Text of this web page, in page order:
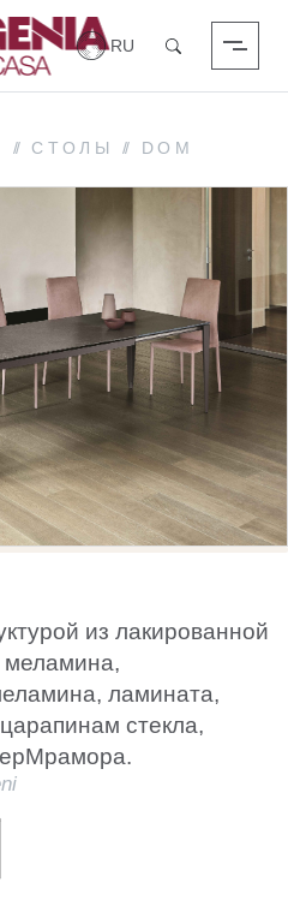
Поиск
систему
// СТОЛЫ // DOM
из лакированной
меламина,
ламината,
стекла,